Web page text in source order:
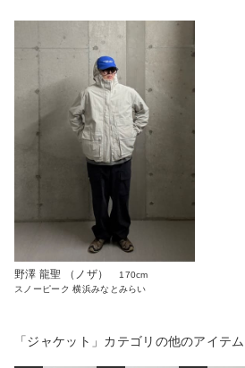
野澤 龍聖 （ノザ）
170cm
スノーピーク 横浜みなとみらい
「ジャケット」カテゴリの他のアイテム